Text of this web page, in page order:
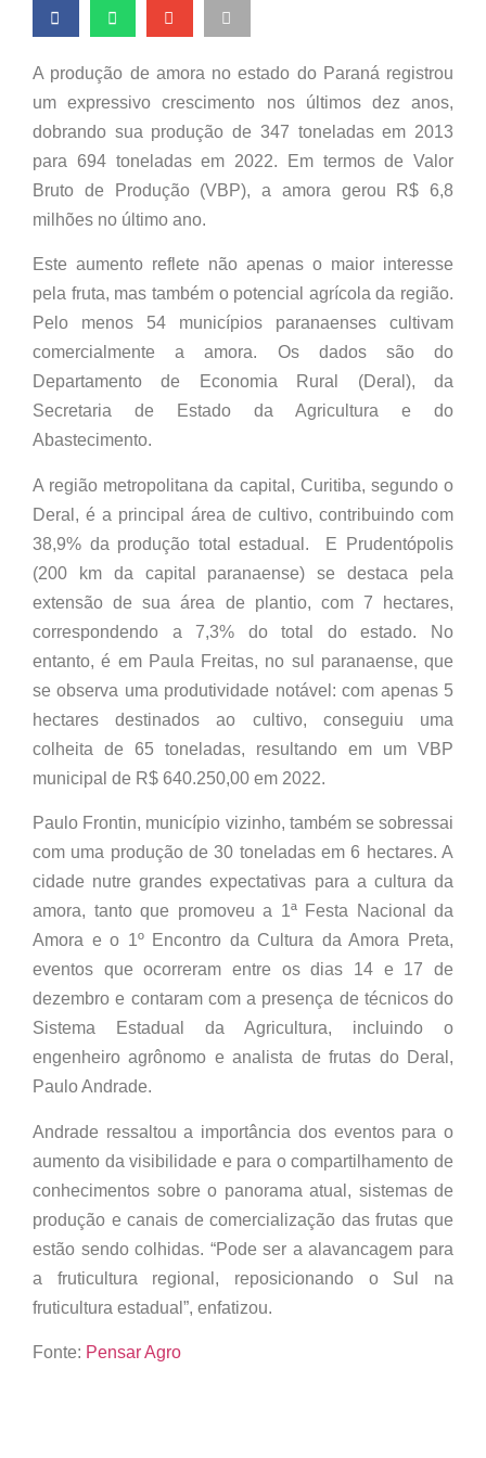
A produção de amora no estado do Paraná registrou
um expressivo crescimento nos últimos dez anos,
dobrando sua produção de 347 toneladas em 2013
para 694 toneladas em 2022. Em termos de Valor
Bruto de Produção (VBP), a amora gerou R$ 6,8
milhões no último ano.
Este aumento reflete não apenas o maior interesse
pela fruta, mas também o potencial agrícola da região.
Pelo menos 54 municípios paranaenses cultivam
comercialmente a amora. Os dados são do
Departamento de Economia Rural (Deral), da
Secretaria de Estado da Agricultura e do
Abastecimento.
A região metropolitana da capital, Curitiba, segundo o
Deral, é a principal área de cultivo, contribuindo com
38,9% da produção total estadual. E Prudentópolis
(200 km da capital paranaense) se destaca pela
extensão de sua área de plantio, com 7 hectares,
correspondendo a 7,3% do total do estado. No
entanto, é em Paula Freitas, no sul paranaense, que
se observa uma produtividade notável: com apenas 5
hectares destinados ao cultivo, conseguiu uma
colheita de 65 toneladas, resultando em um VBP
municipal de R$ 640.250,00 em 2022.
Paulo Frontin, município vizinho, também se sobressai
com uma produção de 30 toneladas em 6 hectares. A
cidade nutre grandes expectativas para a cultura da
amora, tanto que promoveu a 1ª Festa Nacional da
Amora e o 1º Encontro da Cultura da Amora Preta,
eventos que ocorreram entre os dias 14 e 17 de
dezembro e contaram com a presença de técnicos do
Sistema Estadual da Agricultura, incluindo o
engenheiro agrônomo e analista de frutas do Deral,
Paulo Andrade.
Andrade ressaltou a importância dos eventos para o
aumento da visibilidade e para o compartilhamento de
conhecimentos sobre o panorama atual, sistemas de
produção e canais de comercialização das frutas que
estão sendo colhidas. “Pode ser a alavancagem para
a fruticultura regional, reposicionando o Sul na
fruticultura estadual”, enfatizou.
Fonte: Pensar Agro